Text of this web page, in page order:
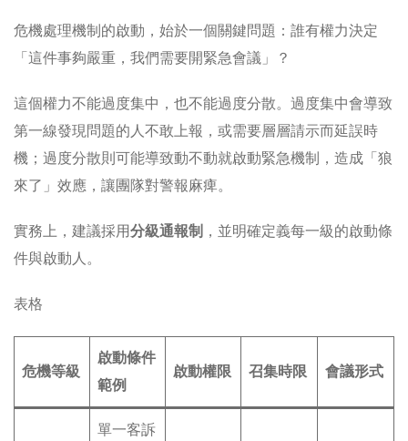
危機處理機制的啟動，始於一個關鍵問題：誰有權力決定
「這件事夠嚴重，我們需要開緊急會議」？
這個權力不能過度集中，也不能過度分散。過度集中會導致
第一線發現問題的人不敢上報，或需要層層請示而延誤時
機；過度分散則可能導致動不動就啟動緊急機制，造成「狼
來了」效應，讓團隊對警報麻痺。
實務上，建議採用分級通報制 ，並明確定義每一級的啟動條
件與啟動人。
表格
危機等級
啟動條件
範例
啟動權限 召集時限 會議形式
單一客訴